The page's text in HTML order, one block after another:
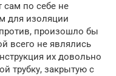
сам по себе не
для изоляции
произошло бы
всего не являлись
их довольно
трубку, закрытую с